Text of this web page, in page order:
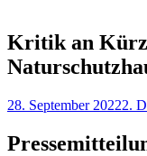
Kritik an
28. September 20222.